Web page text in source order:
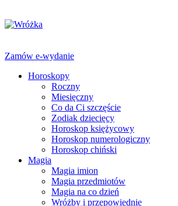
Zamów e-wydanie
Horoskopy
Roczny
Miesięczny
Co da Ci szczęście
Zodiak dziecięcy
Horoskop księżycowy
Horoskop numerologiczny
Horoskop chiński
Magia
Magia imion
Magia przedmiotów
Magia na co dzień
Wróżby i przepowiednie